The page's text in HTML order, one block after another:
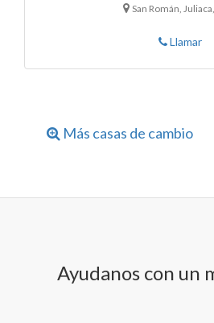
San Román,
Llamar
Más casas de cambio
Ayudanos con un